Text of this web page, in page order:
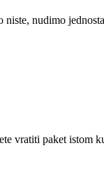
nudimo
vratiti paket istom